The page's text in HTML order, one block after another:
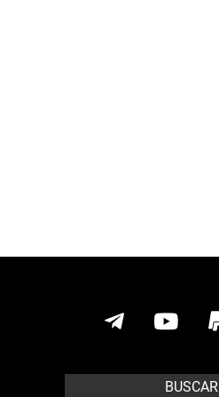
BUSCAR